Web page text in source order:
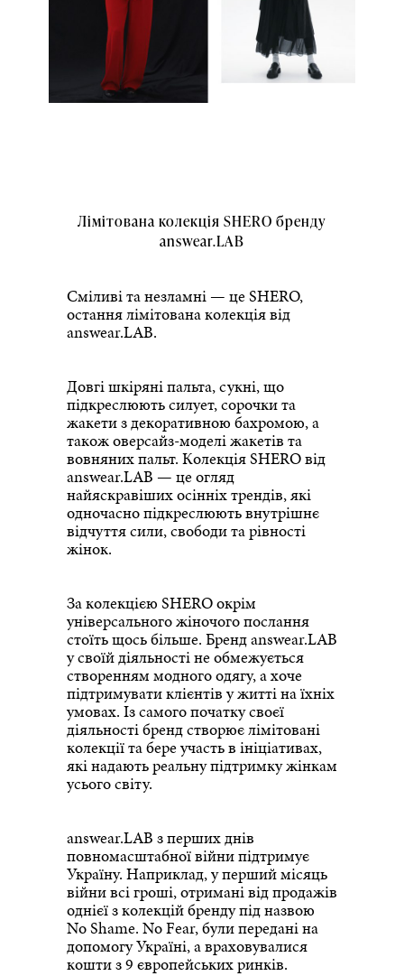
Лімітована колекція SHERO бренду
answear.LAB
Сміливі та незламні — це SHERO,
остання лімітована колекція від
answear.LAB.
Довгі шкіряні пальта, сукні, що
підкреслюють силует, сорочки та
жакети з декоративною бахромою, а
також оверсайз-моделі жакетів та
вовняних пальт. Колекція SHERO від
answear.LAB — це огляд
найяскравіших осінніх трендів, які
одночасно підкреслюють внутрішнє
відчуття сили, свободи та рівності
жінок.
За колекцією SHERO окрім
універсального жіночого послання
стоїть щось більше. Бренд answear.LAB
у своїй діяльності не обмежується
створенням модного одягу, а хоче
підтримувати клієнтів у житті на їхніх
умовах. Із самого початку своєї
діяльності бренд створює лімітовані
колекції та бере участь в ініціативах,
які надають реальну підтримку жінкам
усього світу.
answear.LAB з перших днів
повномасштабної війни підтримує
Україну. Наприклад, у перший місяць
війни всі гроші, отримані від продажів
однієї з колекцій бренду під назвою
No Shame. No Fear, були передані на
допомогу Україні, а враховувалися
кошти з 9 європейських ринків.